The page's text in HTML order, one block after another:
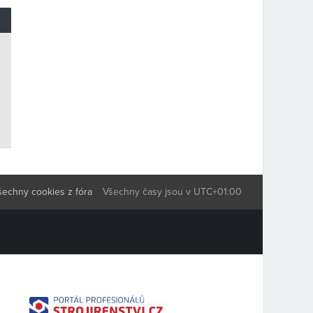
Všechny časy jsou v UTC+01:00
cookies z fóra